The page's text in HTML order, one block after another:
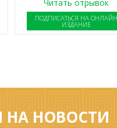
Читать отрывок
ПОДПИСАТЬСЯ НА
ИЗДАНИЕ
НА НОВОСТИ